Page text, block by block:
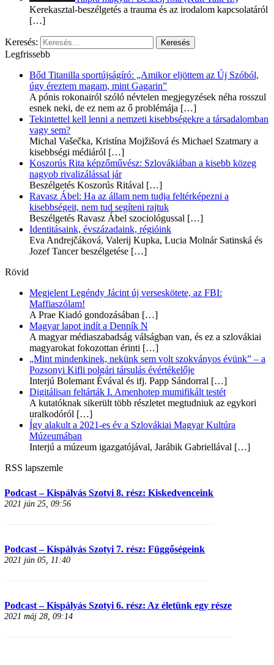
Kerekasztal-beszélgetés a trauma és az irodalom kapcsolatáról
[…]
Keresés:
Legfrissebb
Bőd Titanilla sportújságíró: „Amikor eljöttem az Új Szóból,
úgy éreztem magam, mint Gagarin”
A pónis rokonairól szóló névtelen megjegyzések néha rosszul
esnek neki, de ez nem az ő problémája […]
Tekintettel kell lenni a nemzeti kisebbségekre a társadalomban
vagy sem?
Michal Vašečka, Kristína Mojžišová és Michael Szatmary a
kisebbségi médiáról […]
Koszorús Rita képzőművész: Szlovákiában a kisebb közeg
nagyob rivalizálással jár
Beszélgetés Koszorús Ritával […]
Ravasz Ábel: Ha az állam nem tudja feltérképezni a
kisebbségeit, nem tud segíteni rajtuk
Beszélgetés Ravasz Ábel szociológussal […]
Identitásaink, évszázadaink, régióink
Eva Andrejčáková, Valerij Kupka, Lucia Molnár Satinská és
Jozef Tancer beszélgetése […]
Rövid
Megjelent Legéndy Jácint új verseskötete, az FBI:
Maffiaszólam!
A Prae Kiadó gondozásában […]
Magyar lapot indít a Denník N
A magyar médiaszabadság válságban van, és ez a szlovákiai
magyarokat fokozottan érinti […]
„Mint mindenkinek, nekünk sem volt szokványos évünk” – a
Pozsonyi Kifli polgári társulás évértékelője
Interjú Bolemant Évával és ifj. Papp Sándorral […]
Digitálisan feltárták I. Amenhotep mumifikált testét
A kutatóknak sikerült több részletet megtudniuk az egykori
uralkodóról […]
Így alakult a 2021-es év a Szlovákiai Magyar Kultúra
Múzeumában
Interjú a múzeum igazgatójával, Jarábik Gabriellával […]
RSS lapszemle
Podcast – Kispályás Szotyi 8. rész: Kiskedvenceink
2021 jún 25, 09:56
Podcast – Kispályás Szotyi 7. rész: Függőségeink
2021 jún 05, 11:40
Podcast – Kispályás Szotyi 6. rész: Az életünk egy része
2021 máj 28, 09:14